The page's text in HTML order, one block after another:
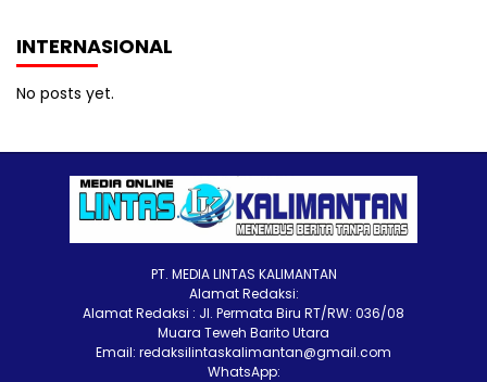
INTERNASIONAL
No posts yet.
PT. MEDIA LINTAS KALIMANTAN
Alamat Redaksi:
Alamat Redaksi : Jl. Permata Biru RT/RW: 036/08
Muara Teweh Barito Utara
Email: redaksilintaskalimantan@gmail.com
WhatsApp: